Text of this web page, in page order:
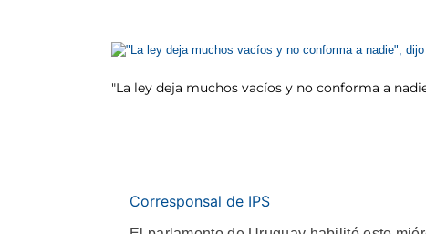
"La ley deja muchos vacíos y no conforma a
Corresponsal de IPS